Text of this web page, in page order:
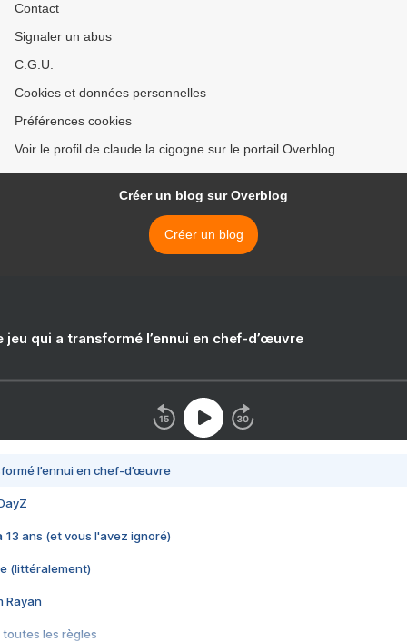
Contact
Signaler un abus
C.G.U.
Cookies et données personnelles
Préférences cookies
Voir le profil de claude la cigogne sur le portail Overblog
Créer un blog sur Overblog
Créer un blog
jeu qui a transformé l’ennui en chef-d’œuvre
l’ennui en chef-d’œuvre
13 ans (et vous l'avez ignoré)
(littéralement)
Rayan
toutes les règles